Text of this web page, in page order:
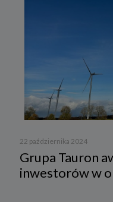
22 października 2024
Grupa Tauron
inwestorów w